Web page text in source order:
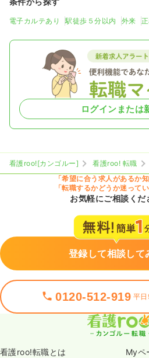
電子カルテあり 駅徒歩５分以内 外来
ログインまたは
看護roo![カンゴルー] 看護roo! 転職
「希望に合う求人があるか
「転職するかどうか迷って
お気軽にご相談くだ
登録して相談して
0120-512-919 平
看護roo!転職とは Myペ